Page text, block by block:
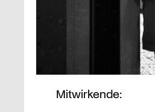
Mitwirkende: